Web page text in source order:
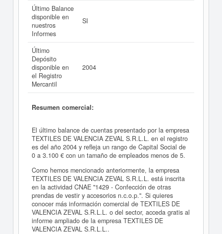
Último Balance
disponible en
nuestros
Informes
SI
Último
Depósito
disponible en
el Registro
Mercantil
2004
Resumen comercial:
El último balance de cuentas presentado por la empresa
TEXTILES DE VALENCIA ZEVAL S.R.L.L. en el registro
es del año 2004 y refleja un rango de Capital Social de
0 a 3.100 € con un tamaño de empleados menos de 5.
Como hemos mencionado anteriormente, la empresa
TEXTILES DE VALENCIA ZEVAL S.R.L.L. está inscrita
en la actividad CNAE "1429 - Confección de otras
prendas de vestir y accesorios n.c.o.p.". Si quieres
conocer más información comercial de TEXTILES DE
VALENCIA ZEVAL S.R.L.L. o del sector, acceda gratis al
informe ampliado de la empresa TEXTILES DE
VALENCIA ZEVAL S.R.L.L..